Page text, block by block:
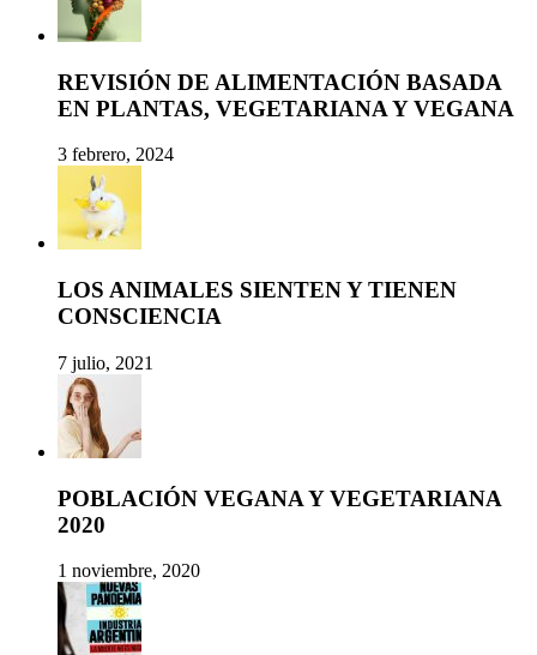
REVISIÓN DE ALIMENTACIÓN BASADA
EN PLANTAS, VEGETARIANA Y VEGANA
3 febrero, 2024
LOS ANIMALES SIENTEN Y TIENEN
CONSCIENCIA
7 julio, 2021
POBLACIÓN VEGANA Y VEGETARIANA
2020
1 noviembre, 2020